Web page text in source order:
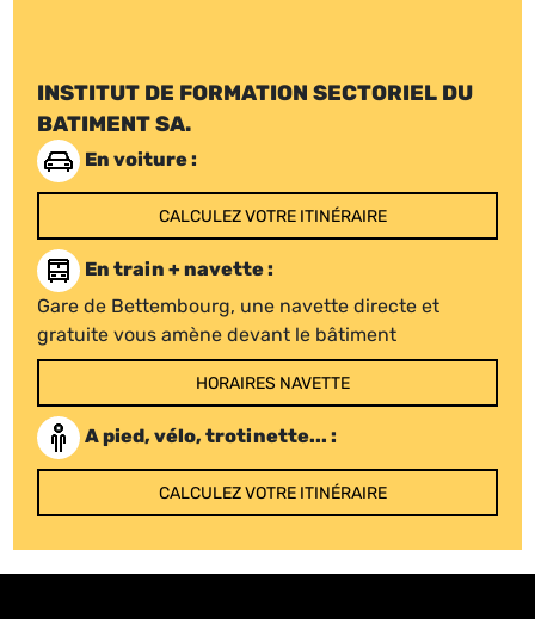
INSTITUT DE FORMATION SECTORIEL DU
BATIMENT SA.
En voiture :
CALCULEZ VOTRE ITINÉRAIRE
En train + navette :
Gare de Bettembourg, une navette directe et
gratuite vous amène devant le bâtiment
HORAIRES NAVETTE
A pied, vélo, trotinette... :
CALCULEZ VOTRE ITINÉRAIRE